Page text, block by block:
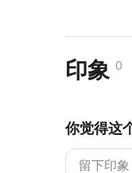
印象 0
你觉得这